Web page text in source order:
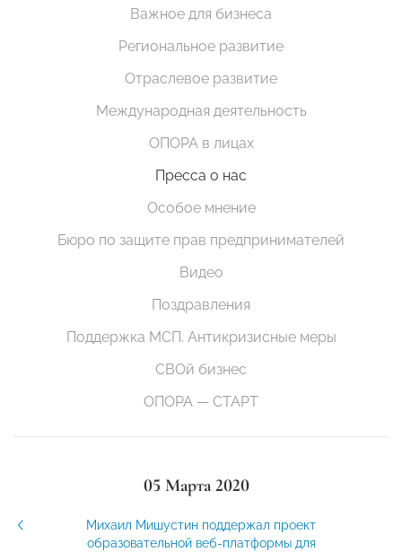
Важное для бизнеса
Региональное развитие
Отраслевое развитие
Международная деятельность
ОПОРА в лицах
Пресса о нас
Особое мнение
Бюро по защите прав предпринимателей
Видео
Поздравления
Поддержка МСП. Антикризисные меры
СВОй бизнес
ОПОРА — СТАРТ
05 Марта 2020
Михаил Мишустин поддержал проект
образовательной веб-платформы для